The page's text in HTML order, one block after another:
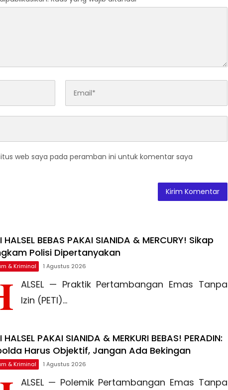
web saya pada peramban ini untuk komentar saya
HALSEL BEBAS PAKAI SIANIDA & MERCURY! Sikap
Polisi Dipertanyakan
& Kriminal 1 Agustus 2026
ALSEL — Praktik Pertambangan Emas Tanpa
Izin (PETI)…
HALSEL PAKAI SIANIDA & MERKURI BEBAS! PERADIN:
Harus Objektif, Jangan Ada Bekingan
& Kriminal 1 Agustus 2026
ALSEL — Polemik Pertambangan Emas Tanpa